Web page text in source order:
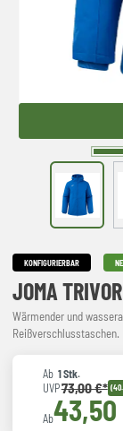
KONFIGURIERBAR
JOMA
Wärmender und
Reißverschlusstaschen.
Ab 1 Stk.
UVP73,00 €*
Ab